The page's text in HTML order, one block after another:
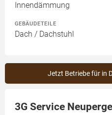
Innendämmung
GEBÄUDETEILE
Dach / Dachstuhl
Jetzt Betriebe für in
3G Service